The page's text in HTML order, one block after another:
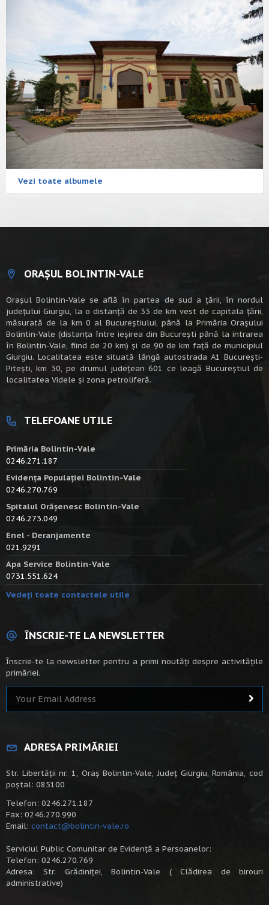
Vezi toate albumele
ORAȘUL BOLINTIN-VALE
Oraşul Bolintin-Vale se află în partea de sud a ţării, în nordul
judeţului Giurgiu, la o distanţă de 33 de km vest de capitala țării,
măsurată de la km 0 al Bucureștiului, până la Primăria Orașului
Bolintin-Vale (distanța între ieșirea din București până la intrarea
în Bolintin-Vale, fiind de 20 km) şi de 90 de km faţă de municipiul
Giurgiu. Localitatea este situată lângă autostrada A1 Bucureşti-
Piteşti, km 30, pe drumul judeţean 601 ce leagă Bucureştiul de
localitatea Videle şi zona petroliferă.
TELEFOANE UTILE
Primăria Bolintin-Vale
0246.271.187
Evidența Populației Bolintin-Vale
0246.270.769
Spitalul Orășenesc Bolintin-Vale
0246.273.049
Enel - Deranjamente
021.9291
Apa Service Bolintin-Vale
0731.551.624
Vedeți toate contactele utile
ÎNSCRIE-TE LA NEWSLETTER
Înscrie-te la newsletter pentru a primi noutăți despre activitățile
primăriei.
ADRESA PRIMĂRIEI
Str. Libertății nr. 1, Oraș Bolintin-Vale, Județ Giurgiu, România, cod
poștal: 085100
Telefon: 0246.271.187
Fax: 0246.270.990
Email: contact@bolintin-vale.ro
Serviciul Public Comunitar de Evidență a Persoanelor:
Telefon: 0246.270.769
Adresa: Str. Grădiniței, Bolintin-Vale ( Clădirea de birouri
administrative)